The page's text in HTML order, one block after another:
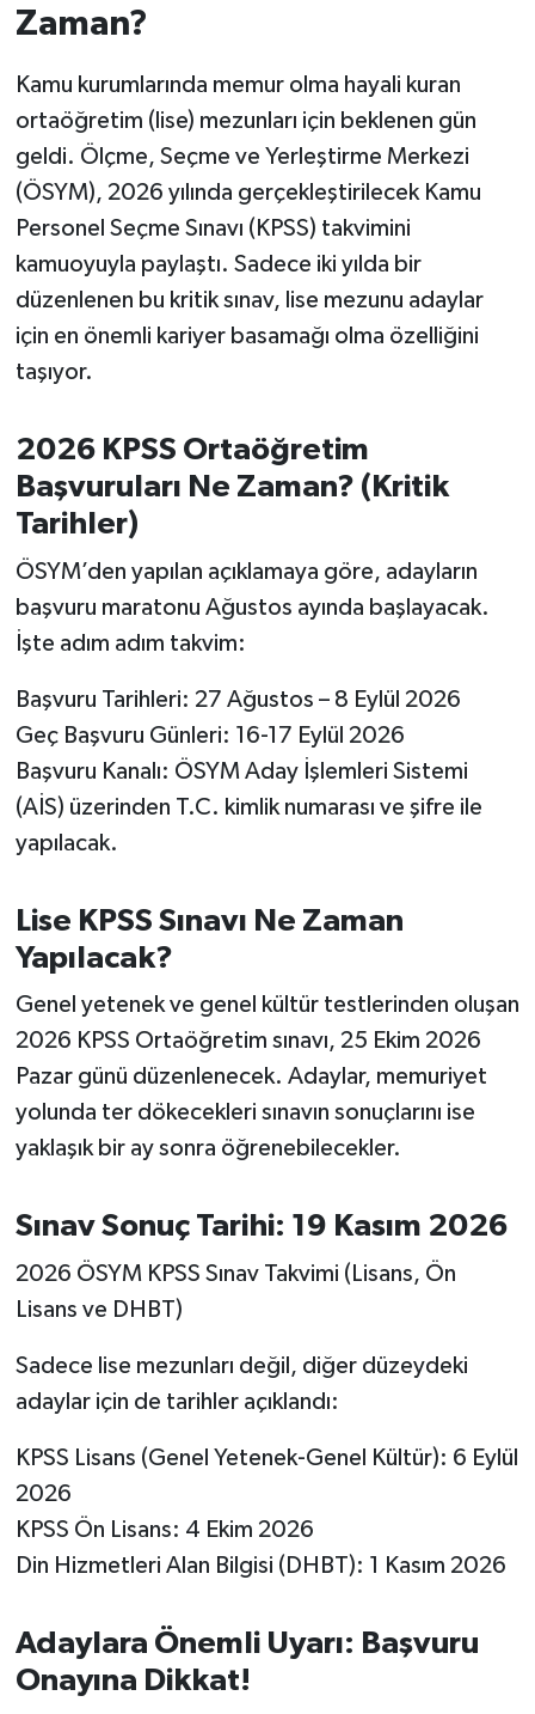
Zaman?
Kamu kurumlarında memur olma hayali kuran
ortaöğretim (lise) mezunları için beklenen gün
geldi. Ölçme, Seçme ve Yerleştirme Merkezi
(ÖSYM), 2026 yılında gerçekleştirilecek Kamu
Personel Seçme Sınavı (KPSS) takvimini
kamuoyuyla paylaştı. Sadece iki yılda bir
düzenlenen bu kritik sınav, lise mezunu adaylar
için en önemli kariyer basamağı olma özelliğini
taşıyor.
2026 KPSS Ortaöğretim
Başvuruları Ne Zaman? (Kritik
Tarihler)
ÖSYM’den yapılan açıklamaya göre, adayların
başvuru maratonu Ağustos ayında başlayacak.
İşte adım adım takvim:
Başvuru Tarihleri: 27 Ağustos – 8 Eylül 2026
Geç Başvuru Günleri: 16-17 Eylül 2026
Başvuru Kanalı: ÖSYM Aday İşlemleri Sistemi
(AİS) üzerinden T.C. kimlik numarası ve şifre ile
yapılacak.
Lise KPSS Sınavı Ne Zaman
Yapılacak?
Genel yetenek ve genel kültür testlerinden oluşan
2026 KPSS Ortaöğretim sınavı, 25 Ekim 2026
Pazar günü düzenlenecek. Adaylar, memuriyet
yolunda ter dökecekleri sınavın sonuçlarını ise
yaklaşık bir ay sonra öğrenebilecekler.
Sınav Sonuç Tarihi: 19 Kasım 2026
2026 ÖSYM KPSS Sınav Takvimi (Lisans, Ön
Lisans ve DHBT)
Sadece lise mezunları değil, diğer düzeydeki
adaylar için de tarihler açıklandı:
KPSS Lisans (Genel Yetenek-Genel Kültür): 6 Eylül
2026
KPSS Ön Lisans: 4 Ekim 2026
Din Hizmetleri Alan Bilgisi (DHBT): 1 Kasım 2026
Adaylara Önemli Uyarı: Başvuru
Onayına Dikkat!
KÜLTÜR-SANAT
MAGAZİN
MANŞET
Manyas
OLAY
OTOMOTİV
Resmi İlanlar
SAĞLIK
Savaştepe
SEYAHAT
Sındırgı
SPOR
SÜRMANŞET
TARİHTE BUGÜN
TEKNOLOJİ
Trend
TÜRKİYE
YAŞAM